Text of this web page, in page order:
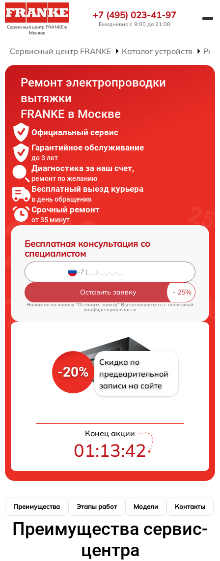
Сервисный центр FRANKEв
Москве
+7 (495) 023-41-97
Ежедневно с 9:00 до 21:00
Сервисный центр FRANKE Каталог устройств
Ремонт электропроводки
вытяжки
FRANKE в Москве
Официальный сервис
Гарантийное обслуживание
до 3 лет
Диагностика за наш счет,
ремонт по желанию
Бесплатный выезд курьера
в день обращения
Срочный ремонт
от 35 минут
Бесплатная консультация со
специалистом
Оставить заявку
Нажимая на кнопку "Оставить заявку" Вы соглашаетесь cполитикой
конфиденциальности
-20%
Скидка по
предварительной
записи на сайте
Конец акции
01:13:41
Преимущества Этапы работ Модели Контакты
Преимущества сервис-
центра